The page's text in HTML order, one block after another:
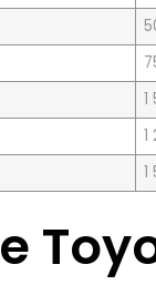
1
1
1